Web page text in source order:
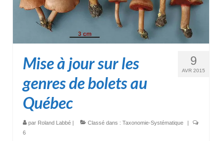
9
AVR 2015
Mise à jour sur les
genres de bolets au
Québec
par Roland Labbé | Classé dans : Taxonomie-Systématique
|
6